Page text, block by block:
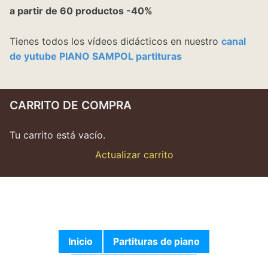
a partir de 60 productos -40%
Tienes todos los vídeos didácticos en nuestro canal
de yutube PIANO SAMPOL partituras
CARRITO DE COMPRA
Tu carrito está vacío.
Actualizar carrito
Inicio Partituras de piano